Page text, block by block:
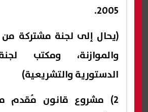
2005.
(يحال إلى لجنة مشتركة
والموازنة، ومكتب
الدستورية والتشريعية)
2) مشروع قانون مُقدم